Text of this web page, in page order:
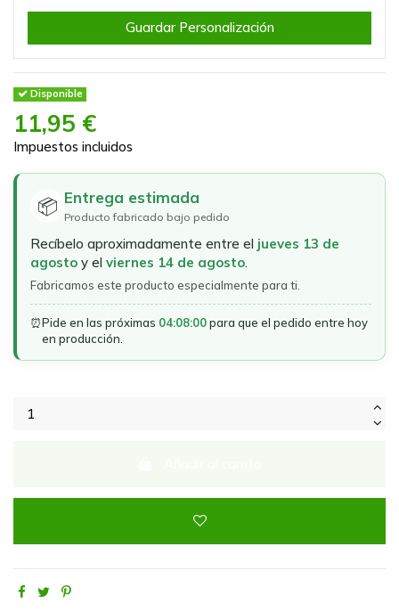
Guardar Personalización
Disponible
11,95 €
Impuestos incluidos
📦 Entrega estimada
Producto fabricado bajo pedido
Recíbelo aproximadamente entre el jueves 13 de
agosto y el viernes 14 de agosto.
Fabricamos este producto especialmente para ti.
⏰Pide en las próximas 04:08:00para que el pedido entre hoy
en producción.